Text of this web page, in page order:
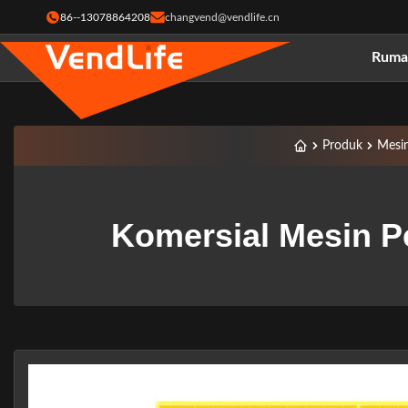
86--13078864208 changvend@vendlife.cn
Produk
Komersial Mesin